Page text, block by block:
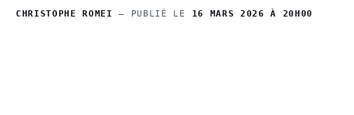
CHRISTOPHE ROMEI — PUBLIÉ LE 16 MARS 2026 À 20H00